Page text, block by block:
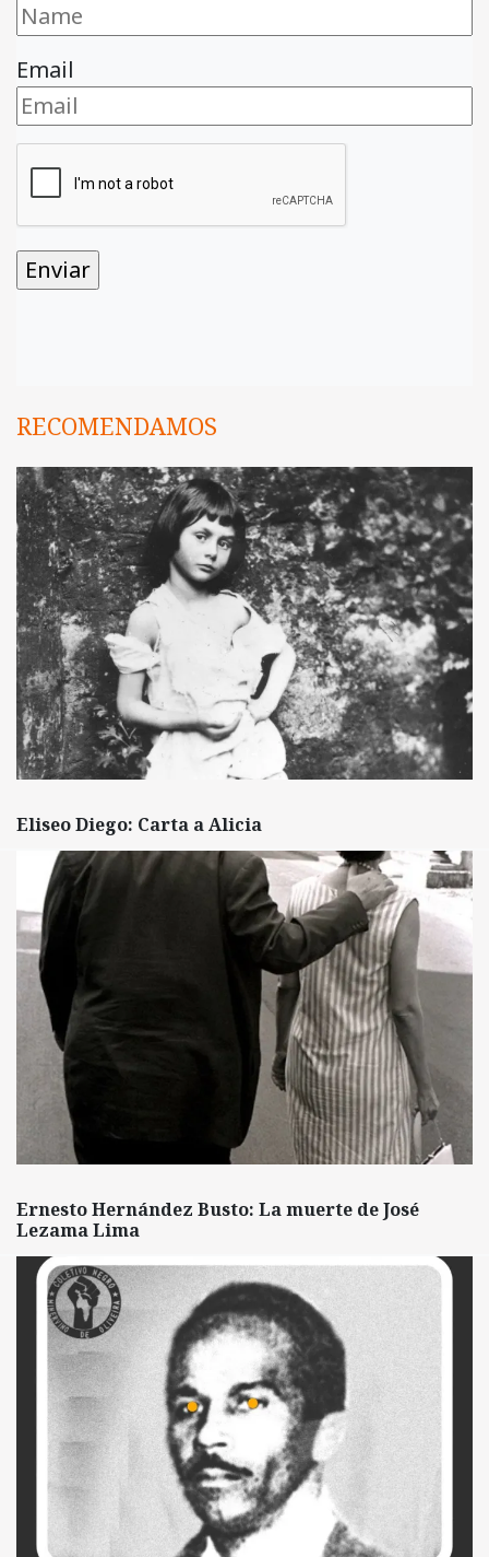
Email
RECOMENDAMOS
Eliseo Diego: Carta a Alicia
Ernesto Hernández Busto: La muerte de José
Lezama Lima